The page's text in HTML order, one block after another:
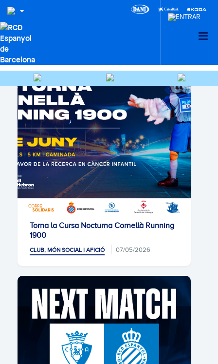
Torna la Cursa Nocturna Cornellà Running
1900
CLUB, MÓN SOCIAL I AFICIÓ 07/05/2026